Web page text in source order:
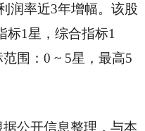
润率近3年增幅。该股
标1星，综合指标1
围：0 ~ 5星，最高5
公开信息整理，与本